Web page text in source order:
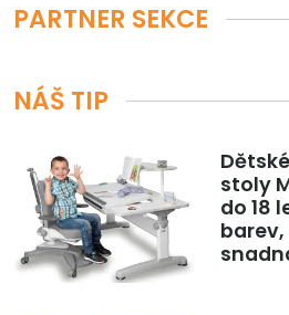
PARTNER SEKCE
NÁŠ TIP
stoly
do 18